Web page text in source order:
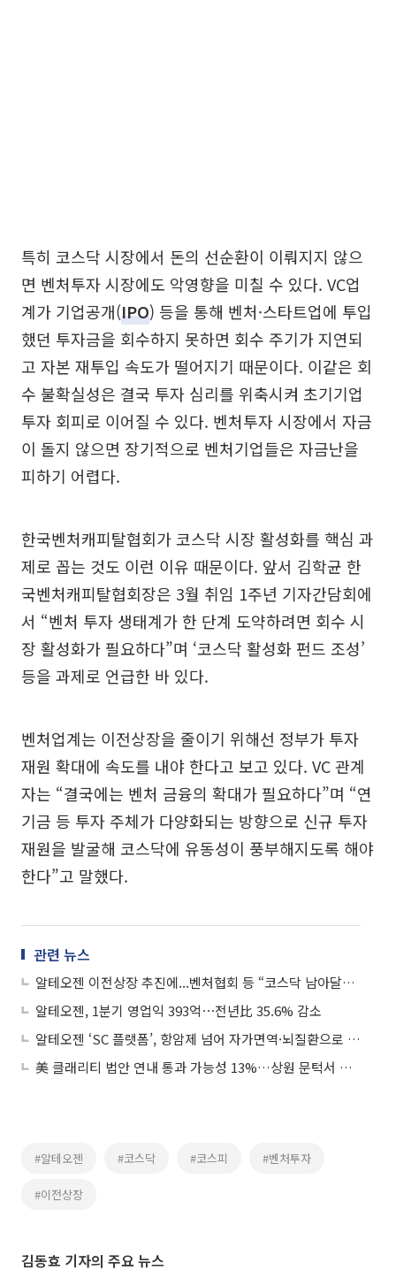
특히 코스닥 시장에서 돈의 선순환이 이뤄지지 않으
면 벤처투자 시장에도 악영향을 미칠 수 있다. VC업
계가 기업공개(IPO) 등을 통해 벤처·스타트업에 투입
했던 투자금을 회수하지 못하면 회수 주기가 지연되
고 자본 재투입 속도가 떨어지기 때문이다. 이같은 회
수 불확실성은 결국 투자 심리를 위축시켜 초기기업
투자 회피로 이어질 수 있다. 벤처투자 시장에서 자금
이 돌지 않으면 장기적으로 벤처기업들은 자금난을
피하기 어렵다.
한국벤처캐피탈협회가 코스닥 시장 활성화를 핵심 과
제로 꼽는 것도 이런 이유 때문이다. 앞서 김학균 한
국벤처캐피탈협회장은 3월 취임 1주년 기자간담회에
서 “벤처 투자 생태계가 한 단계 도약하려면 회수 시
장 활성화가 필요하다”며 ‘코스닥 활성화 펀드 조성’
등을 과제로 언급한 바 있다.
벤처업계는 이전상장을 줄이기 위해선 정부가 투자
재원 확대에 속도를 내야 한다고 보고 있다. VC 관계
자는 “결국에는 벤처 금융의 확대가 필요하다”며 “연
기금 등 투자 주체가 다양화되는 방향으로 신규 투자
재원을 발굴해 코스닥에 유동성이 풍부해지도록 해야
한다”고 말했다.
관련 뉴스
알테오젠 이전상장 추진에...벤처협회 등 “코스닥 남아달라” 호소
알테오젠, 1분기 영업익 393억⋯전년比 35.6% 감소
알테오젠 ‘SC 플랫폼’, 항암제 넘어 자가면역·뇌질환으로 확장되나
美 클래리티 법안 연내 통과 가능성 13%…상원 문턱서 제동
#알테오젠 #코스닥 #코스피 #벤처투자
#이전상장
김동효 기자의 주요 뉴스